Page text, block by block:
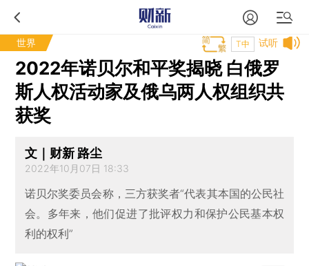
世界 试听
T中
2022年诺贝尔和平奖揭晓 白俄罗
斯人权活动家及俄乌两人权组织共
获奖
文｜财新 路尘
2022年10月07日 18:33
诺贝尔奖委员会称，三方获奖者“代表其本国的公民社
会。多年来，他们促进了批评权力和保护公民基本权
利的权利”